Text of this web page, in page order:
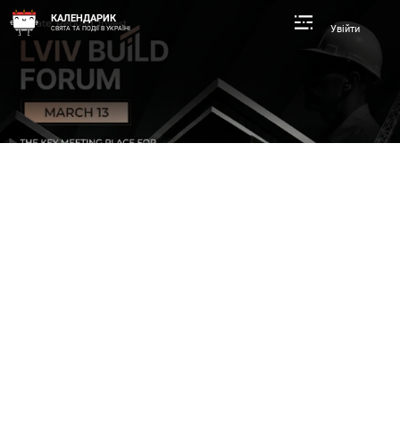
КАЛЕНДАРИК
СВЯТА ТА ПОДІЇ В УКРАЇНІ Увійти